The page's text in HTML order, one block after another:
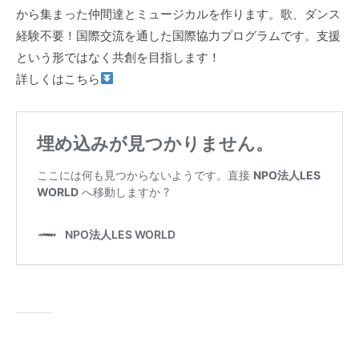
から集まった仲間達とミュージカルを作ります。歌、ダンス
経験不要！国際交流を通した国際協力プログラムです。支援
という形ではなく共創を目指します！
詳しくはこちら